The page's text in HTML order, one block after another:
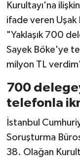
Kurultayı'na
ifade veren Uşak
"Yaklaşık 700
Sayek Böke'ye
milyon TL
700
telefonla
İstanbul
Soruşturma
38. Olağan